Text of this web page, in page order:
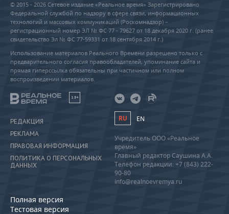
© 2015 - 2026 Сетевое издание «Реальное время» Зарегистрировано
Федеральной службой по надзору в сфере связи, информационных
технологий и массовых коммуникаций (Роскомнадзор) –
регистрационный номер ЭЛ № ФС 77 - 79627 от 18 декабря 2020 г. (ранее
свидетельство Эл № ФС 77-59331 от 18 сентября 2014 г.)
Использование материалов Реального Времени разрешено только с
предварительного согласия правообладателей, упоминание сайта и
прямая гиперссылка обязательны при частичном или полном
воспроизведении материалов.
18+
РЕДАКЦИЯ
РЕКЛАМА
ПРАВОВАЯ ИНФОРМАЦИЯ
ПОЛИТИКА О ПЕРСОНАЛЬНЫХ
ДАННЫХ
Полная версия
Тестовая версия
RU EN
Учредитель ООО «Реальное
время»
Главный редактор Саушина А.А.
Телефон редакции: +7 (843) 222-
90-80
info@realnoevremya.ru